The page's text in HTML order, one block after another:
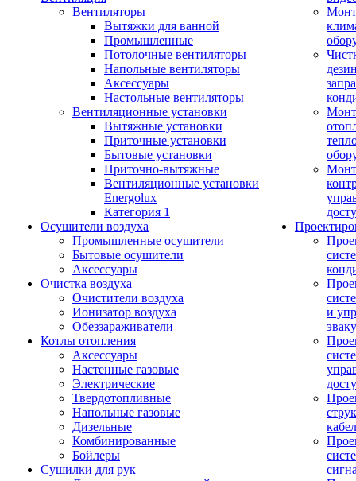
Вентиляторы
Вытяжки для ванной
Промышленные
Потолочные вентиляторы
Напольные вентиляторы
Аксессуары
Настольные вентиляторы
Вентиляционные установки
Вытяжные установки
Приточные установки
Бытовые установки
Приточно-вытяжные
Вентиляционные установки
Energolux
Категория 1
Осушители воздуха
Промышленные осушители
Бытовые осушители
Аксессуары
Очистка воздуха
Очистители воздуха
Ионизатор воздуха
Обеззараживатели
Котлы отопления
Аксессуары
Настенные газовые
Электрические
Твердотопливные
Напольные газовые
Дизельные
Комбинированные
Бойлеры
Сушилки для рук
и